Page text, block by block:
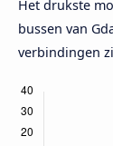
Het drukste
bussen van
verbindingen